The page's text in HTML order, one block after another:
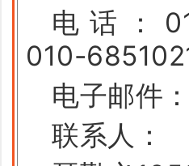
电话：
010-
电子邮件
联系人：